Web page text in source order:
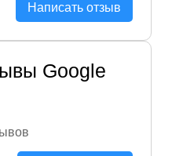
Написать отзыв
Google